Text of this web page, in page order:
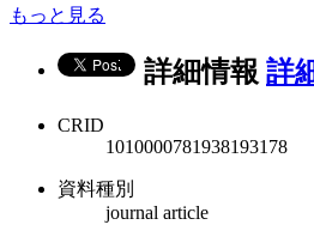
もっと見る
詳細情報 詳
CRID
1010000781938193178
資料種別
journal article